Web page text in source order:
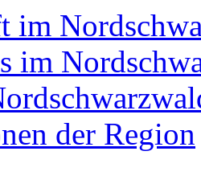
im
im
der Region